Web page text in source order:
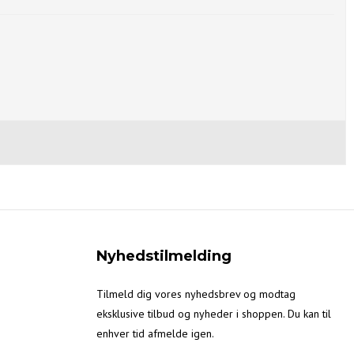
Nyhedstilmelding
Tilmeld dig vores nyhedsbrev og modtag
eksklusive tilbud og nyheder i shoppen. Du kan til
enhver tid afmelde igen.